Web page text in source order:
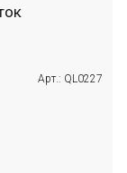
Арт.: QL0227